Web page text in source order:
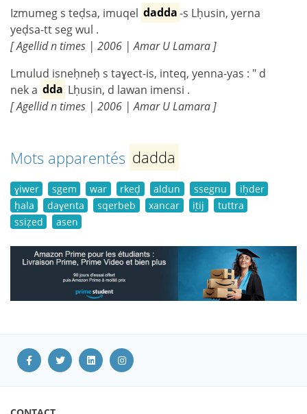
Izmumeg s teḍsa, imuqel dadda-s Lḥusin, yerna
yeḍsa-tt seg wul .
[ Agellid n times | 2006 | Amar U Lamara ]
Lmulud isneḥneḥ s taɣect-is, inteq, yenna-yas : " d
nek a dda Lḥusin, d lawan imensi .
[ Agellid n times | 2006 | Amar U Lamara ]
Mots apparentés dadda
ɣiwer sgem war rkeḍ aldun ssegnu
iḥder
ḥala
daɣenta sqerbeb xancar iṭij
tuttra
ssiẓed
asen